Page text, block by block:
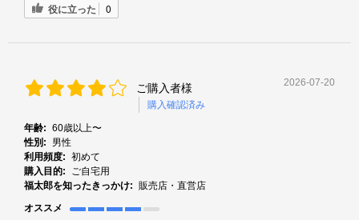
役に立った 0
ご購入者様
購入確認済み
2026-07-20
年齢: 60歳以上〜
性別:
男性
利用頻度: 初めて
購入目的:
ご自宅用
福太郎を知ったきっかけ: 販売店・直営店
オススメ